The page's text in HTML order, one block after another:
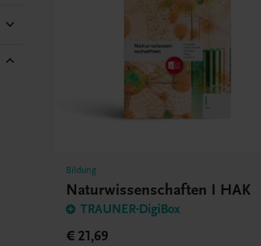
Bildung
Naturwissenschaften I HAK
TRAUNER-DigiBox
€ 21,69